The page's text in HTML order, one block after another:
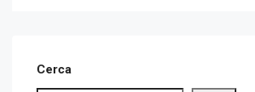
Cerca